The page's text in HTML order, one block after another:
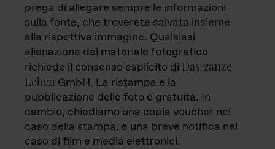
prega di allegare sempre le informazioni
sulla fonte, che troverete salvata insieme
alla rispettiva immagine. Qualsiasi
alienazione del materiale fotografico
richiede il consenso esplicito di Das ganze
Leben GmbH. La ristampa e la
pubblicazione delle foto è gratuita. In
cambio, chiediamo una copia voucher nel
caso della stampa, e una breve notifica nel
caso di film e media elettronici.